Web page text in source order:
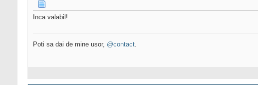
Inca valabil!
Poti sa dai de mine usor, @contact.